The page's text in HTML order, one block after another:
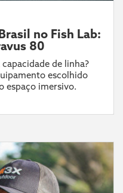
no Fish Lab:
80
de linha?
escolhido
espaço imersivo.